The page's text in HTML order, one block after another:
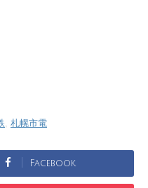
, 札幌市電
Facebook